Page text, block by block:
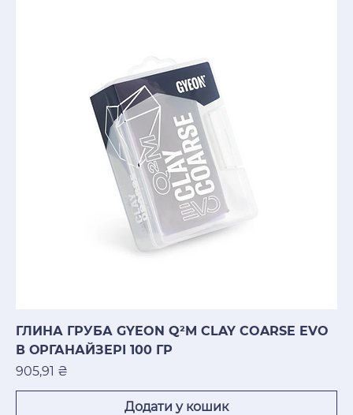
ГЛИНА ГРУБА GYEON Q²M CLAY COARSE EVO
В ОРГАНАЙЗЕРІ 100 ГР
Ціна
905,91 ₴
Додати у кошик